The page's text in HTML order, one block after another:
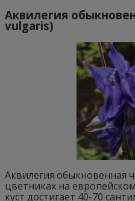
Аквилегия
vulgaris)
Аквилегия обыкновенная
цветниках на
куст достигает 40-70